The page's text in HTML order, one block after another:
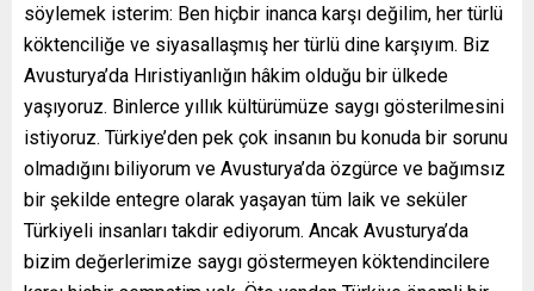
söylemek isterim: Ben hiçbir inanca karşı değilim, her türlü
köktenciliğe ve siyasallaşmış her türlü dine karşıyım. Biz
Avusturya’da Hıristiyanlığın hâkim olduğu bir ülkede
yaşıyoruz. Binlerce yıllık kültürümüze saygı gösterilmesini
istiyoruz. Türkiye’den pek çok insanın bu konuda bir sorunu
olmadığını biliyorum ve Avusturya’da özgürce ve bağımsız
bir şekilde entegre olarak yaşayan tüm laik ve seküler
Türkiyeli insanları takdir ediyorum. Ancak Avusturya’da
bizim değerlerimize saygı göstermeyen köktendincilere